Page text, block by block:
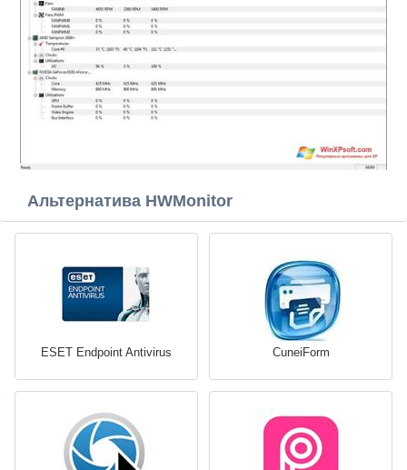
Альтернатива HWMonitor
ESET Endpoint Antivirus CuneiForm